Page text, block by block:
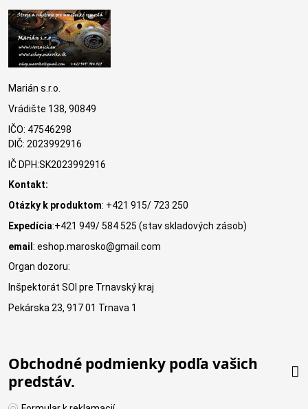
Marián s.r.o.
Vrádište 138, 90849
IČO: 47546298
DIČ: 2023992916
IČ DPH:SK2023992916
Kontakt:
Otázky k produktom: +421 915/ 723 250
Expedícia:+421 949/ 584 525 (stav skladových zásob)
email: eshop.marosko@gmail.com
Organ dozoru:
Inšpektorát SOI pre Trnavský kraj
Pekárska 23, 917 01 Trnava 1
Obchodné podmienky podľa vašich
predstáv.